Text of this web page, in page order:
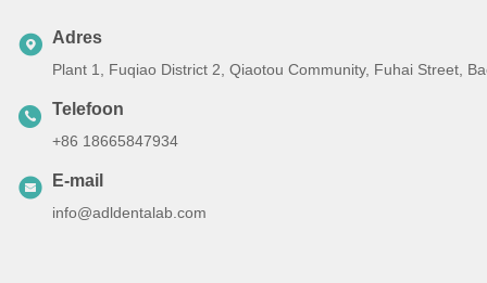
Adres
Plant 1, Fuqiao District 2, Qiaotou Community, Fuhai Street,
Telefoon
+86 18665847934
E-mail
info@adldentalab.com